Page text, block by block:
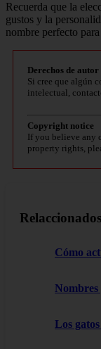
Recuerda que la
gustos y la
nombre perfecto
Derechos de autor
Si cree que algún
intelectual,
Copyright notice
If you believe any
property rights,
Relaccionados
Cómo
Nombres
Los